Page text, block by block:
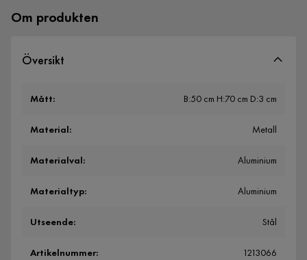
Om produkten
Översikt
Mått: B:50 cm H:70 cm D:3 cm
Material: Metall
Materialval: Aluminium
Materialtyp: Aluminium
Utseende: Stål
Artikelnummer: 1213066